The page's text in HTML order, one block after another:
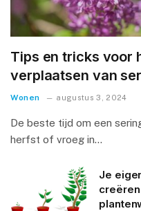
Tips en tricks voor
verplaatsen van
Wonen augustus 3, 2024
De beste tijd om een
herfst of vroeg in…
Je